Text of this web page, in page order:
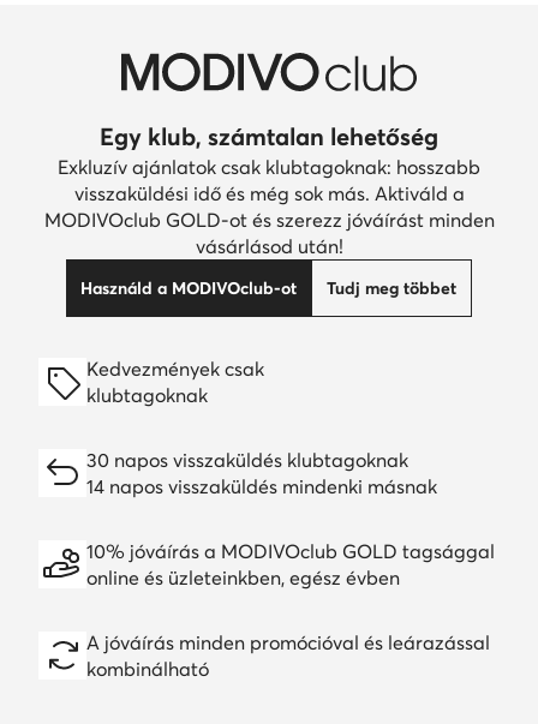
Egy klub, számtalan lehetőség
Exkluzív ajánlatok csak klubtagoknak: hosszabb
visszaküldési idő és még sok más. Aktiváld a
MODIVOclub GOLD-ot és szerezz jóváírást minden
vásárlásod után!
Használd a MODIVOclub-ot Tudj meg többet
Kedvezmények csak
klubtagoknak
30 napos visszaküldés klubtagoknak
14 napos visszaküldés mindenki másnak
10% jóváírás a MODIVOclub GOLD tagsággal
online és üzleteinkben, egész évben
A jóváírás minden promócióval és leárazással
kombinálható